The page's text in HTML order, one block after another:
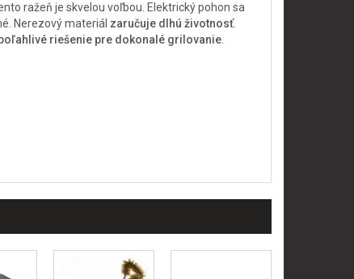
ražeň je skvelou voľbou. Elektrický pohon sa
Nerezový materiál zaručuje dlhú životnosť.
riešenie pre dokonalé grilovanie